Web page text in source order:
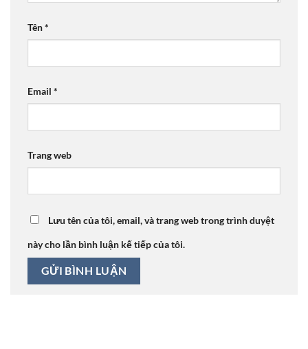
Tên*
Email *
Trang web
Lưu tên của tôi, email, và trang web trong trình duyệt
này cho lần bình luận kế tiếp của tôi.